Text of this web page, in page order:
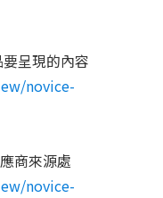
呈現的內容
novice-
商來源處
novice-